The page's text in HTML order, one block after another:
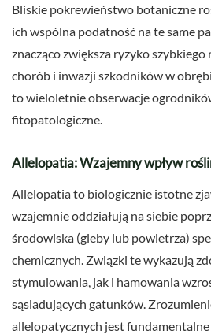
Bliskie pokrewieństwo botaniczne
ich wspólna podatność na te same
znacząco zwiększa ryzyko
chorób i inwazji szkodników w
to wieloletnie obserwacje
fitopatologiczne.
Allelopatia: Wzajemny wpływ
Allelopatia to biologicznie istotne
wzajemnie oddziałują na siebie
środowiska (gleby lub powietrza)
chemicznych. Związki te wykazują
stymulowania, jak i hamowania
sąsiadujących gatunków.
allelopatycznych jest